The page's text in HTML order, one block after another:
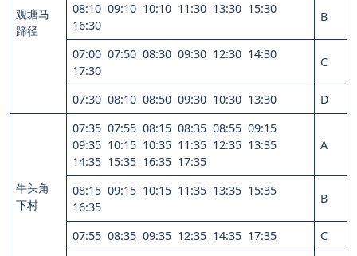
观塘马
蹄径
08:10 09:10 10:10 11:30 13:30 15:30
16:30
B
07:00 07:50 08:30 09:30 12:30 14:30
17:30
C
07:30 08:10 08:50 09:30 10:30 13:30 D
牛头角
下村
07:35 07:55 08:15 08:35 08:55 09:15
09:35 10:15 10:35 11:35 12:35 13:35
14:35 15:35 16:35 17:35
A
08:15 09:15 10:15 11:35 13:35 15:35
16:35
B
07:55 08:35 09:35 12:35 14:35 17:35
C